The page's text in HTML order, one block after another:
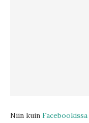
Niin kuin Facebookissa